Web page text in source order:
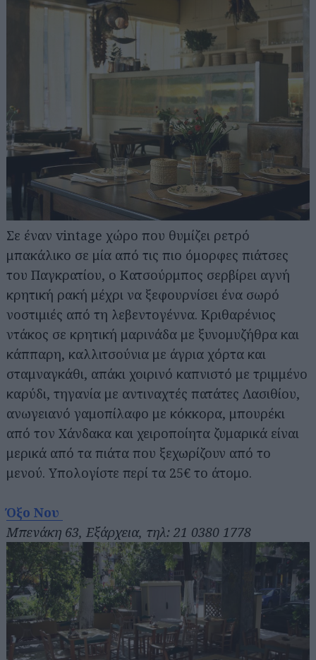
Σε έναν vintage χώρο που θυμίζει ρετρό
μπακάλικο σε μία από τις πιο όμορφες πιάτσες
του Παγκρατίου, ο Κατσούρμπος σερβίρει αγνή
κρητική ρακή μέχρι να ξεφουρνίσει ένα σωρό
νοστιμιές από τη λεβεντογέννα. Κριθαρένιος
ντάκος σε κρητική μαρινάδα με ξυνομυζήθρα και
κάππαρη, καλλιτσούνια με άγρια χόρτα και
σταμναγκάθι, απάκι χοιρινό καπνιστό με τριμμένο
καρύδι, τηγανία με αντιναχτές πατάτες Λασιθίου,
ανωγειανό γαμοπίλαφο με κόκκορα, μπουρέκι
από τον Χάνδακα και χειροποίητα ζυμαρικά είναι
μερικά από τα πιάτα που ξεχωρίζουν από το
μενού. Υπολογίστε περί τα 25€ το άτομο.
Όξο Νου
Μπενάκη 63, Εξάρχεια, τηλ: 21 0380 1778